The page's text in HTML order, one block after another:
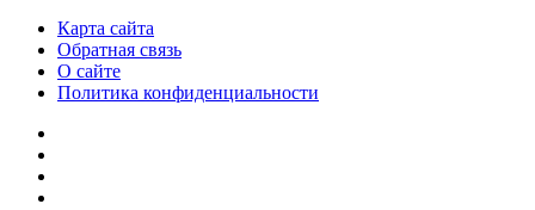
Карта сайта
Обратная связь
О сайте
Политика конфиденциальности